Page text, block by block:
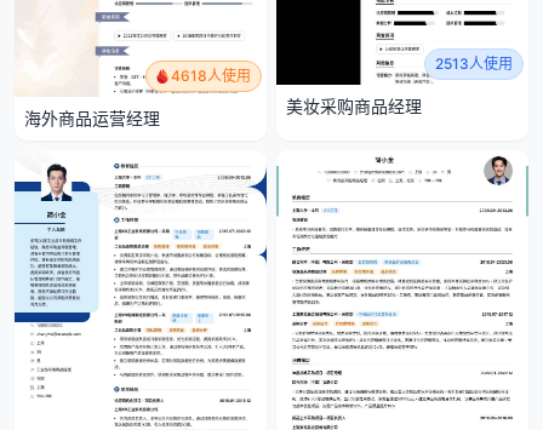
4618人使用
海外商品运营经理
2513人使用
美妆采购商品经理